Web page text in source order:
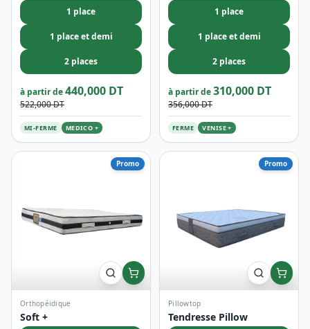
1 place
1 place et demi
2 places
à partir de440,000 DT
522,000 DT
MI-FERME MEDICO +
1 place
1 place et demi
2 places
à partir de310,000 DT
356,000 DT
FERME VENISE +
Promo
Orthopéidique
Soft +
Promo
Pillowtop
Tendresse Pillow